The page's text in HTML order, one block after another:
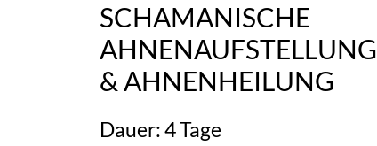
SCHAMANISCHE
AHNENAUFSTELLUNG
& AHNENHEILUNG
Dauer: 4 Tage